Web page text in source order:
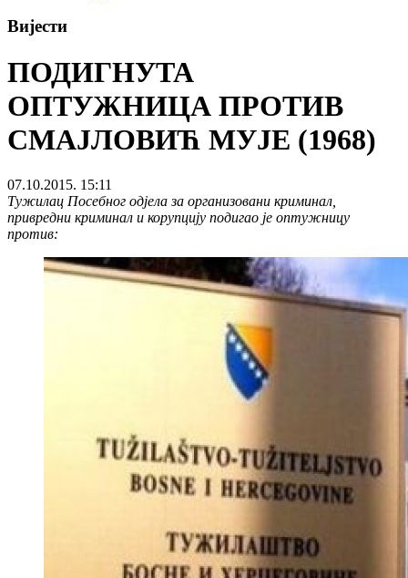
Вијести
ПОДИГНУТА
ОПТУЖНИЦА ПРОТИВ
СМАЈЛОВИЋ МУЈЕ (1968)
07.10.2015. 15:11
Тужилац Посебног одјела за организовани криминал,
привредни криминал и корупцију подигао је оптужницу
против: